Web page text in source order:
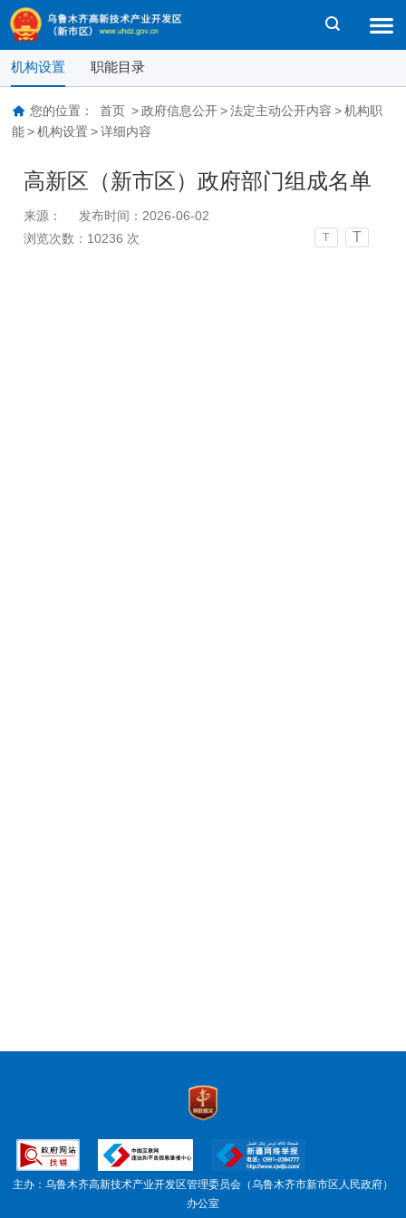
机构设置 职能目录
您的位置： 首页 > 政府信息公开 > 法定主动公开内容 > 机构职
能 > 机构设置 > 详细内容
高新区（新市区）政府部门组成名单
来源：
发布时间：2026-06-02
浏览次数： 10236 次 T T
主办：乌鲁木齐高新技术产业开发区管理委员会（乌鲁木齐市新市区人民政府）
办公室